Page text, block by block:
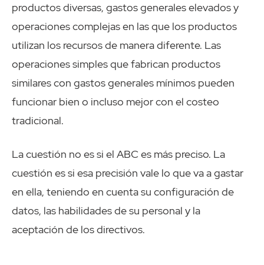
productos diversas, gastos generales elevados y
operaciones complejas en las que los productos
utilizan los recursos de manera diferente. Las
operaciones simples que fabrican productos
similares con gastos generales mínimos pueden
funcionar bien o incluso mejor con el costeo
tradicional.
La cuestión no es si el ABC es más preciso. La
cuestión es si esa precisión vale lo que va a gastar
en ella, teniendo en cuenta su configuración de
datos, las habilidades de su personal y la
aceptación de los directivos.